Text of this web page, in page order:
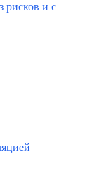
рисков и с